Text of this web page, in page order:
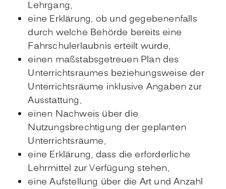
Lehrgang,
eine Erklärung, ob und gegebenenfalls
durch welche Behörde bereits eine
Fahrschulerlaubnis erteilt wurde,
einen maßstabsgetreuen Plan des
Unterrichtsraumes beziehungsweise der
Unterrichtsräume inklusive Angaben zur
Ausstattung,
einen Nachweis über die
Nutzungsbrechtigung der geplanten
Unterrichtsräume,
eine Erklärung, dass die erforderliche
Lehrmittel zur Verfügung stehen,
eine Aufstellung über die Art und Anzahl